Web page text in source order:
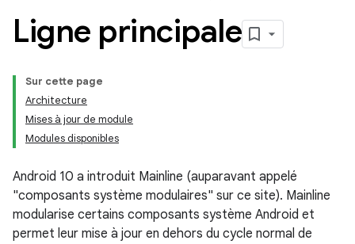
Ligne principale
Sur cette page
Architecture
Mises à jour de module
Modules disponibles
Android 10 a introduit Mainline (auparavant appelé
"composants système modulaires" sur ce site). Mainline
modularise certains composants système Android et
permet leur mise à jour en dehors du cycle normal de